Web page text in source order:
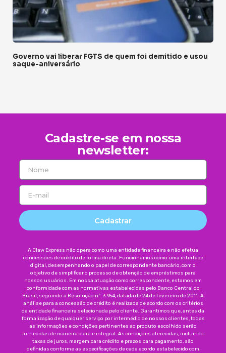
Governo vai liberar FGTS de quem foi demitido e usou
saque-aniversário
Cadastre-se em nossa
newsletter:
Cadastrar
A Claw Express não opera como uma entidade financeira e não efetua
concessões de crédito de forma direta. Funcionamos como uma interface
digital, desempenhando o papel de correspondente bancário, com o
objetivo de simplificar o processo de obtenção de empréstimos para
nossos usuários. Em nossa atuação como correspondente, estamos em
conformidade com as normativas estabelecidas pelo Banco Central do
Brasil, seguindo a Resolução nº. 3.954, datada de 24 de fevereiro de 2011. A
análise para a concessão de crédito é realizada de acordo com os critérios
da entidade financeira selecionada pelo cliente. Garantimos que, antes da
formalização de qualquer serviço por intermédio de nossos clientes, todas
as informações e condições pertinentes ao produto escolhido serão
fornecidas de maneira clara e integral. As condições oferecidas, incluindo
taxas de juros, margem para crédito e prazos para pagamento, são
definidas conforme as especificações de cada acordo estabelecido com